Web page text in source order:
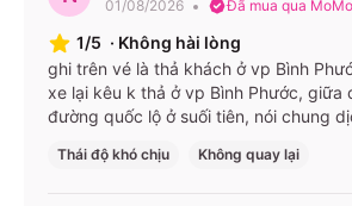
Thơ
Limousine
Giá và lịch có thể thay đổi từng ngày –
trực tiếp trên app hoặc website.
01/08/2026 Đã mua qua MoMo
1/5 · Không hài lòng
ghi trên vé là thả khách ở vp Bình
xe lại kêu k thả ở vp Bình Phước, giữa
đường quốc lộ ở suối tiên, nói chung
Thái độ khó chịu Không quay lại